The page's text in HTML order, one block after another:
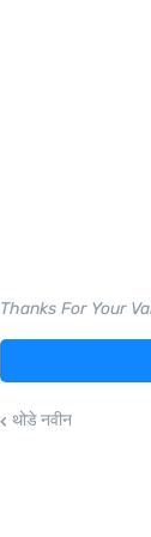
Thanks For Your
थोडे नवीन